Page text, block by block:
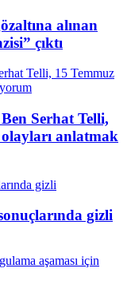
alınan
çıktı
Serhat Telli,
olayları anlatmak
gizli